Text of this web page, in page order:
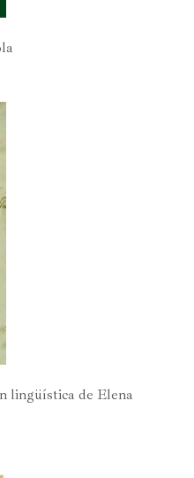
lingüística de Elena